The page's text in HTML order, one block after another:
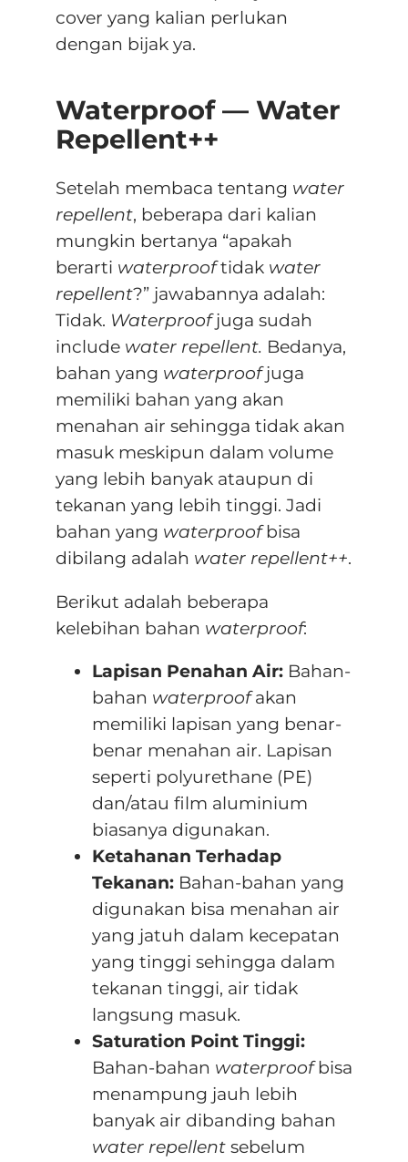
cover yang kalian perlukan
dengan bijak ya.
Waterproof — Water
Repellent++
Setelah membaca tentang water
repellent, beberapa dari kalian
mungkin bertanya “apakah
berarti waterprooftidak water
repellent?” jawabannya adalah:
Tidak. Waterproofjuga sudah
include water repellent. Bedanya,
bahan yang waterproofjuga
memiliki bahan yang akan
menahan air sehingga tidak akan
masuk meskipun dalam volume
yang lebih banyak ataupun di
tekanan yang lebih tinggi. Jadi
bahan yang waterproofbisa
dibilang adalah water repellent++.
Berikut adalah beberapa
kelebihan bahan waterproof:
Lapisan Penahan Air:Bahan-
bahan waterproofakan
memiliki lapisan yang benar-
benar menahan air. Lapisan
seperti polyurethane (PE)
dan/atau film aluminium
biasanya digunakan.
Ketahanan Terhadap
Tekanan: Bahan-bahan yang
digunakan bisa menahan air
yang jatuh dalam kecepatan
yang tinggi sehingga dalam
tekanan tinggi, air tidak
langsung masuk.
Saturation Point Tinggi:
Bahan-bahan waterproofbisa
menampung jauh lebih
banyak air dibanding bahan
water repellentsebelum